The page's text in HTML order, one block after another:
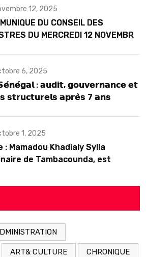
12, 2025
DU CONSEIL DES
DU MERCREDI 12 NOVEMBRE
6, 2025
: 𝗮𝘂𝗱𝗶𝘁, 𝗴𝗼𝘂𝘃𝗲𝗿𝗻𝗮𝗻𝗰𝗲 𝗲𝘁
𝘀𝘁𝗿𝘂𝗰𝘁𝘂𝗿𝗲𝗹𝘀 𝗮𝗽𝗿𝗲̀𝘀 7 𝗮𝗻𝘀
1, 2025
: Mamadou Khadialy Sylla
de Tambacounda, est
ART& CULTURE CHRONIQUE